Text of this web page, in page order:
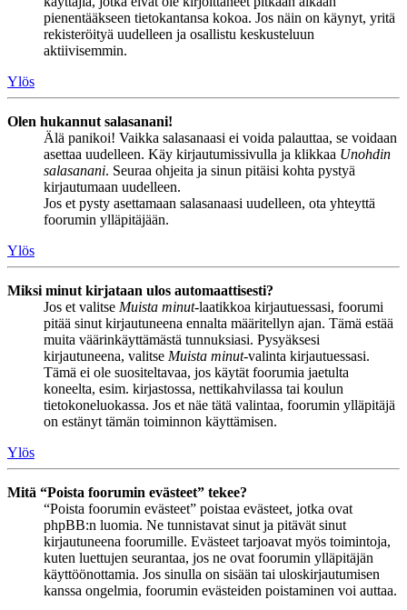
pienentääkseen tietokantansa kokoa. Jos näin on käynyt, yritä
rekisteröityä uudelleen ja osallistu keskusteluun
aktiivisemmin.
Ylös
Olen hukannut salasanani!
Älä panikoi! Vaikka salasanaasi ei voida palauttaa, se voidaan
asettaa uudelleen. Käy kirjautumissivulla ja klikkaa Unohdin
salasanani. Seuraa ohjeita ja sinun pitäisi kohta pystyä
kirjautumaan uudelleen.
Jos et pysty asettamaan salasanaasi uudelleen, ota yhteyttä
foorumin ylläpitäjään.
Ylös
Miksi minut kirjataan ulos automaattisesti?
Jos et valitse Muista minut-laatikkoa kirjautuessasi, foorumi
pitää sinut kirjautuneena ennalta määritellyn ajan. Tämä estää
muita väärinkäyttämästä tunnuksiasi. Pysyäksesi
kirjautuneena, valitse Muista minut-valinta kirjautuessasi.
Tämä ei ole suositeltavaa, jos käytät foorumia jaetulta
koneelta, esim. kirjastossa, nettikahvilassa tai koulun
tietokoneluokassa. Jos et näe tätä valintaa, foorumin ylläpitäjä
on estänyt tämän toiminnon käyttämisen.
Ylös
Mitä “Poista foorumin evästeet” tekee?
“Poista foorumin evästeet” poistaa evästeet, jotka ovat
phpBB:n luomia. Ne tunnistavat sinut ja pitävät sinut
kirjautuneena foorumille. Evästeet tarjoavat myös toimintoja,
kuten luettujen seurantaa, jos ne ovat foorumin ylläpitäjän
käyttöönottamia. Jos sinulla on sisään tai uloskirjautumisen
kanssa ongelmia, foorumin evästeiden poistaminen voi auttaa.